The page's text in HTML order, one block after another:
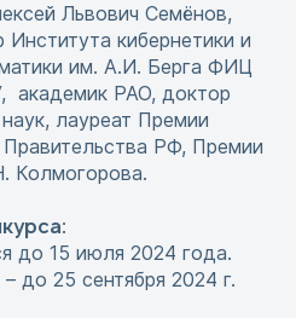
Львович Семёнов,
кибернетики и
им. А.И. Берга ФИЦ
РАО, доктор
лауреат Премии
РФ, Премии
Колмогорова.
:
до 15 июля 2024 года.
до 25 сентября 2024 г.